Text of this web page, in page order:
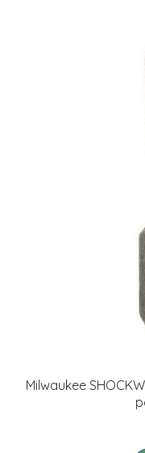
Milwaukee